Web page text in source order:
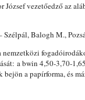
József vezetőedző az
Balogh M.,
a bwin 4,50-3,70-
a papírforma, és